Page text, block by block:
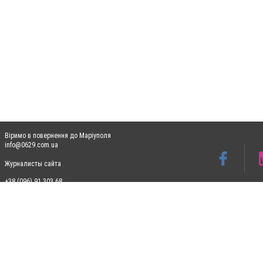
Віримо в повернення до Маріуполя
info@0629.com.ua
Журналисты сайта
+38 (096) 91 303 68